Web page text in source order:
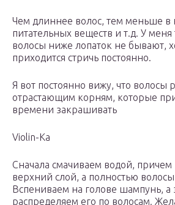
Чем длиннее волос, тем меньше в
питательных веществ и т.д. У меня
волосы ниже лопаток не бывают,
приходится стричь постоянно.
Я вот постоянно вижу, что волосы
отрастающим корням, которые
времени закрашивать
Violin-Ka
Сначала смачиваем водой, причем
верхний слой, а полностью
Вспениваем на голове шампунь, а
распределяем его по волосам.